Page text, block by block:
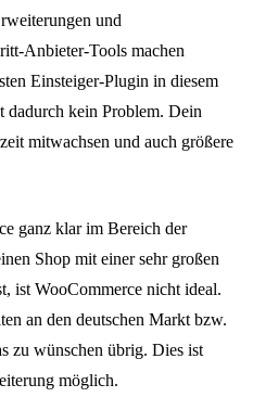
und
Anbieter-Tools machen
Einsteiger-Plugin in diesem
dadurch kein Problem. Dein
mitwachsen und auch größere
ganz klar im Bereich der
Shop mit einer sehr großen
ist WooCommerce nicht ideal.
an den deutschen Markt bzw.
zu wünschen übrig. Dies ist
möglich.